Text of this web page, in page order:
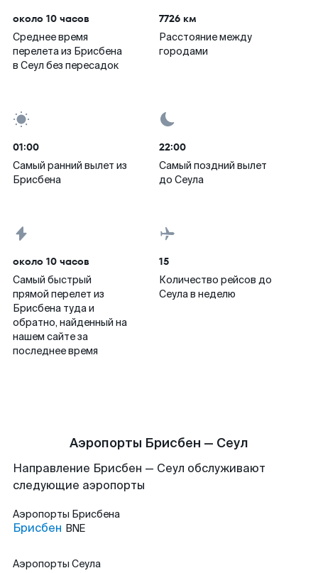
около 10 часов
Среднее время
перелета из Брисбена
в Сеул без пересадок
7726 км
Расстояние между
городами
01:00
Самый ранний вылет из
Брисбена
22:00
Самый поздний вылет
до Сеула
около 10 часов
Самый быстрый
прямой перелет из
Брисбена туда и
обратно, найденный на
нашем сайте за
последнее время
15
Количество рейсов до
Сеула в неделю
Аэропорты Брисбен — Сеул
Направление Брисбен — Сеул обслуживают
следующие аэропорты
Аэропорты Брисбена
Брисбен BNE
Аэропорты Сеула